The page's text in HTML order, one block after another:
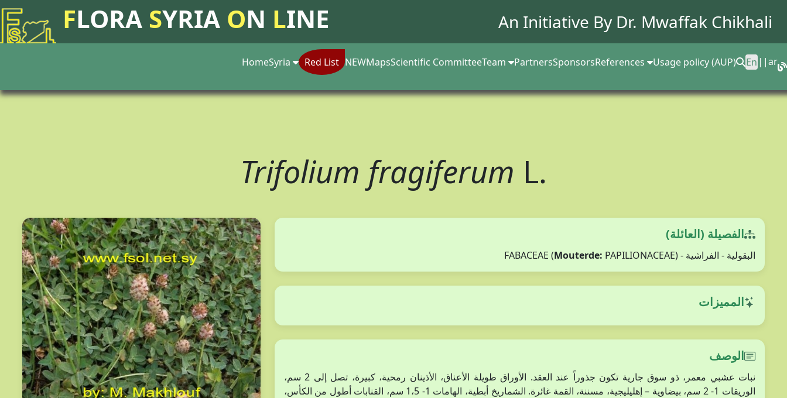
FLORA SYRIA ON LINE An Initiative By Dr. Mwaffak Chikhali
HomeSyria Red List NEWMapsScientific CommitteeTeam PartnersSponsorsReferences Usage policy (AUP) En ||ar
Trifolium fragiferum L.
الفصيلة (العائلة)
البقولية - الفراشية - FABACEAE ( Mouterde: PAPILIONACEAE)
المميزات
الوصف
نبات عشبي معمر، ذو سوق جارية تكون جذوراً عند العقد. الأوراق طويلة الأعناق، الأذينان رمحية، كبيرة، تصل إلى 2 سم،
الوريقات 1- 2 سم، بيضاوية – إهليليجية، مسننة، القمة غائرة. الشماريخ أبطية، الهامات 1- 1،5 سم، القنابات أطول من الكأس،